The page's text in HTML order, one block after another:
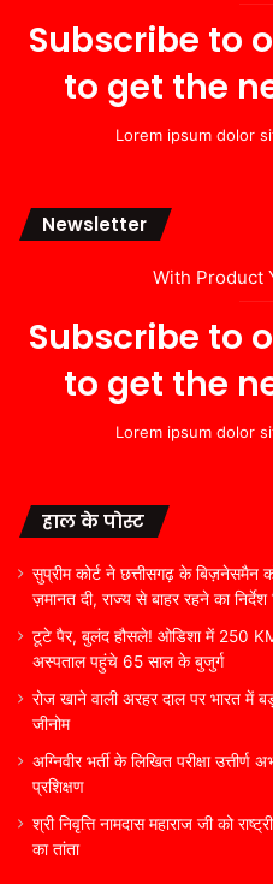
Subscribe to
to get the
Lorem ipsum dolor
Newsletter
With Product
Subscribe to
to get the
Lorem ipsum dolor
हाल के पोस्ट
सुप्रीम कोर्ट ने छत्तीसगढ़ के बिज़नेसमैन
ज़मानत दी, राज्य से बाहर रहने का निर्देश
टूटे पैर, बुलंद हौसले! ओडिशा में 250
अस्पताल पहुंचे 65 साल के बुजुर्ग
रोज खाने वाली अरहर दाल पर भारत में
जीनोम
अग्निवीर भर्ती के लिखित परीक्षा उत्तीर्ण
प्रशिक्षण
श्री निवृत्ति नामदास महाराज जी को
का तांता